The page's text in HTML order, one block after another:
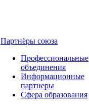
Партнёры союза
Профессиональные
объединения
Информационные
партнеры
Сфера образования